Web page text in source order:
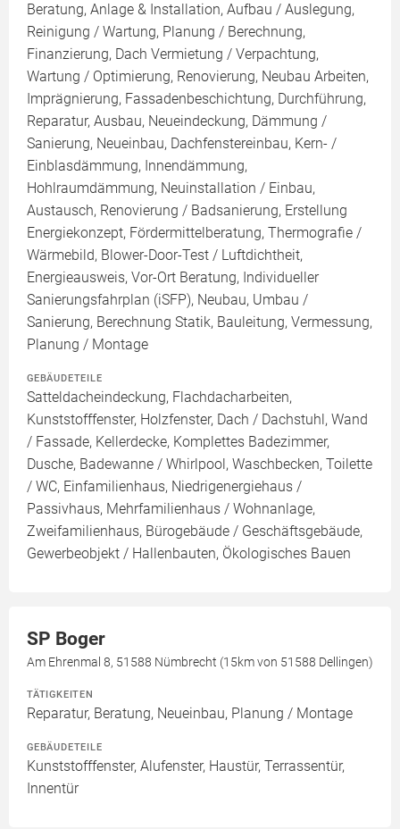
Beratung, Anlage & Installation, Aufbau / Auslegung,
Reinigung / Wartung, Planung / Berechnung,
Finanzierung, Dach Vermietung / Verpachtung,
Wartung / Optimierung, Renovierung, Neubau Arbeiten,
Imprägnierung, Fassadenbeschichtung, Durchführung,
Reparatur, Ausbau, Neueindeckung, Dämmung /
Sanierung, Neueinbau, Dachfenstereinbau, Kern- /
Einblasdämmung, Innendämmung,
Hohlraumdämmung, Neuinstallation / Einbau,
Austausch, Renovierung / Badsanierung, Erstellung
Energiekonzept, Fördermittelberatung, Thermografie /
Wärmebild, Blower-Door-Test / Luftdichtheit,
Energieausweis, Vor-Ort Beratung, Individueller
Sanierungsfahrplan (iSFP), Neubau, Umbau /
Sanierung, Berechnung Statik, Bauleitung, Vermessung,
Planung / Montage
GEBÄUDETEILE
Satteldacheindeckung, Flachdacharbeiten,
Kunststofffenster, Holzfenster, Dach / Dachstuhl, Wand
/ Fassade, Kellerdecke, Komplettes Badezimmer,
Dusche, Badewanne / Whirlpool, Waschbecken, Toilette
/ WC, Einfamilienhaus, Niedrigenergiehaus /
Passivhaus, Mehrfamilienhaus / Wohnanlage,
Zweifamilienhaus, Bürogebäude / Geschäftsgebäude,
Gewerbeobjekt / Hallenbauten, Ökologisches Bauen
SP Boger
Am Ehrenmal 8, 51588 Nümbrecht (15km von 51588 Dellingen)
TÄTIGKEITEN
Reparatur, Beratung, Neueinbau, Planung / Montage
GEBÄUDETEILE
Kunststofffenster, Alufenster, Haustür, Terrassentür,
Innentür